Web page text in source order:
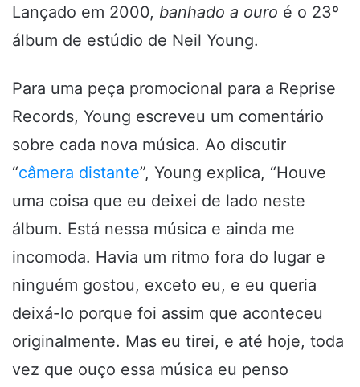
Lançado em 2000, banhado a ouro é o 23º
álbum de estúdio de Neil Young.
Para uma peça promocional para a Reprise
Records, Young escreveu um comentário
sobre cada nova música. Ao discutir
“câmera distante”, Young explica, “Houve
uma coisa que eu deixei de lado neste
álbum. Está nessa música e ainda me
incomoda. Havia um ritmo fora do lugar e
ninguém gostou, exceto eu, e eu queria
deixá-lo porque foi assim que aconteceu
originalmente. Mas eu tirei, e até hoje, toda
vez que ouço essa música eu penso